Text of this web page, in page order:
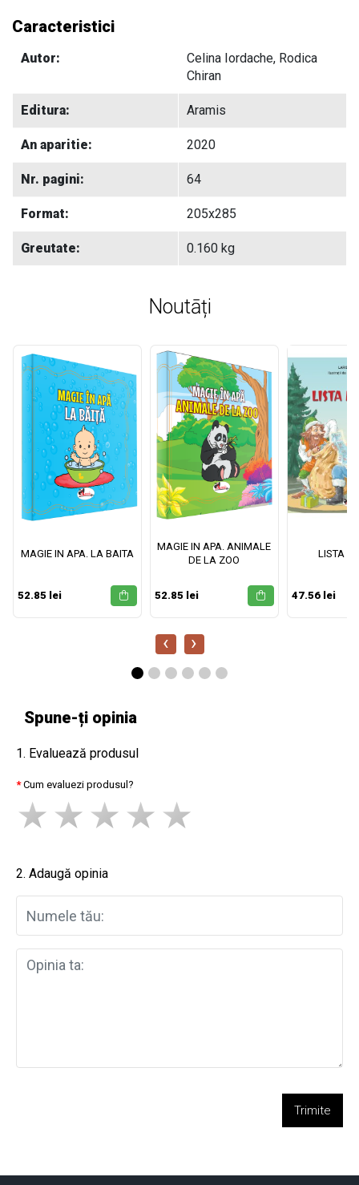
Caracteristici
Autor:
Celina Iordache, Rodica
Chiran
Editura: Aramis
An aparitie: 2020
Nr. pagini: 64
Format: 205x285
Greutate: 0.160 kg
Noutāți
MAGIE IN APA. LA BAITA
52.85 lei
MAGIE IN APA. ANIMALE
DE LA ZOO
52.85 lei
LISTA
47.56 lei
‹ ›
Spune-ți opinia
1. Evaluează produsul
Cum evaluezi produsul?
2. Adaugă opinia
Trimite